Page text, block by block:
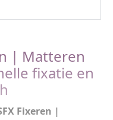
| Matteren
fixatie en
Fixeren |